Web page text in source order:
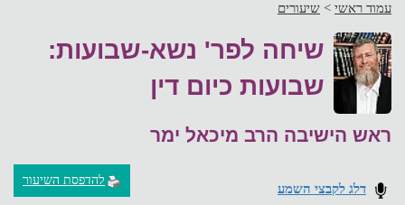
עמוד ראשי > שיעורים
שיחה לפר' נשא-שבועות:
שבועות כיום דין
ראש הישיבה הרב מיכאל ימר
להדפסת השיעור
דלג לקבצי השמע